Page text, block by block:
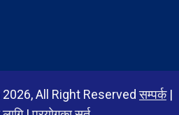
All Right Reservedसम्पर्क|